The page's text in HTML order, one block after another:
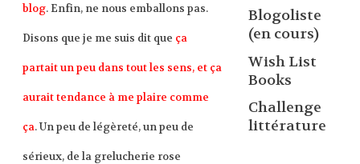
blog. Enfin, ne nous emballons pas.
Disons que je me suis dit que ça
partait un peu dans tout les sens, et ça
aurait tendance à me plaire comme
ça. Un peu de légèreté, un peu de
sérieux, de la grelucherie rose
Blogoliste
(en cours)
Wish List
Books
Challenge
littérature